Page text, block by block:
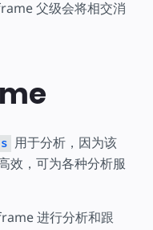
父级会将相交消
用于分析，因为该
效，可为各种分析服
进行分析和跟